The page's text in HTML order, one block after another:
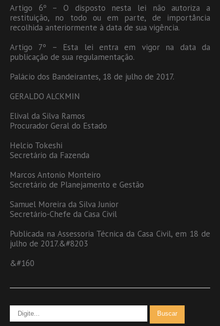
Artigo 6º – O disposto nesta lei não autoriza a
restituição, no todo ou em parte, de importância
recolhida anteriormente à data de sua vigência.
Artigo 7º – Esta lei entra em vigor na data da
publicação de sua regulamentação.
Palácio dos Bandeirantes, 18 de julho de 2017.
GERALDO ALCKMIN
Elival da Silva Ramos
Procurador Geral do Estado
Helcio Tokeshi
Secretário da Fazenda
Marcos Antonio Monteiro
Secretário de Planejamento e Gestão
Samuel Moreira da Silva Junior
Secretário-Chefe da Casa Civil
Publicada na Assessoria Técnica da Casa Civil, em 18 de
julho de 2017.&#8203
&#160